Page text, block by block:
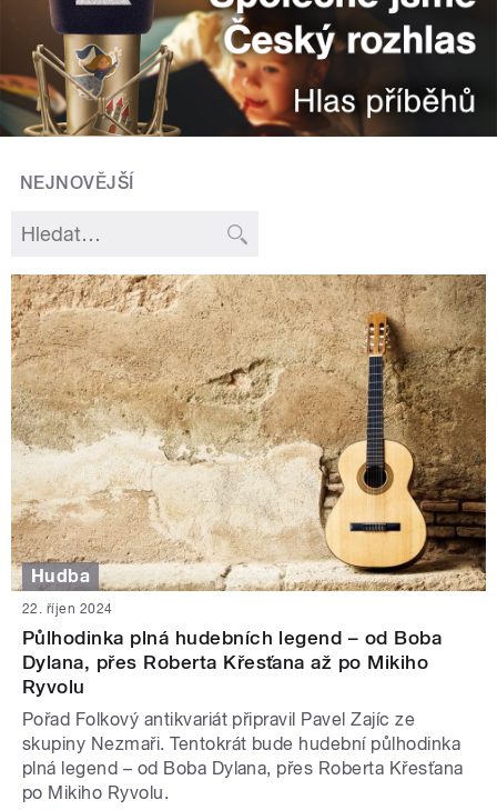
NEJNOVĚJŠÍ
Hudba
22. říjen 2024
Půlhodinka plná hudebních legend – od Boba
Dylana, přes Roberta Křesťana až po Mikiho
Ryvolu
Pořad Folkový antikvariát připravil Pavel Zajíc ze
skupiny Nezmaři. Tentokrát bude hudební půlhodinka
plná legend – od Boba Dylana, přes Roberta Křesťana
po Mikiho Ryvolu.